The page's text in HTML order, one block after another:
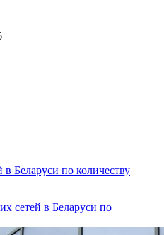
Беларуси по количеству
сетей в Беларуси по